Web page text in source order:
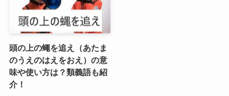
頭の上の蠅を追え（あたま
のうえのはえをおえ）の意
味や使い方は？類義語も紹
介！